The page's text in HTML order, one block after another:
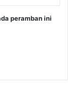
peramban ini